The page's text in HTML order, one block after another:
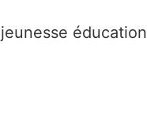
éducation